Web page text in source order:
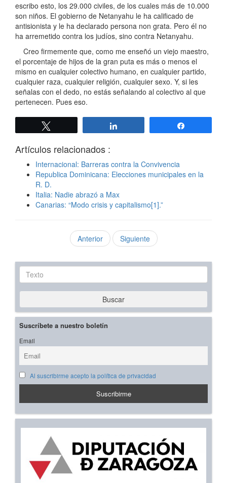
escribo esto, los 29.000 civiles, de los cuales más de 10.000
son niños. El gobierno de Netanyahu le ha calificado de
antisionista y le ha declarado persona non grata. Pero él no
ha arremetido contra los judíos, sino contra Netanyahu.
Creo firmemente que, como me enseñó un viejo maestro,
el porcentaje de hijos de la gran puta es más o menos el
mismo en cualquier colectivo humano, en cualquier partido,
cualquier raza, cualquier religión, cualquier sexo. Y, si les
señalas con el dedo, no estás señalando al colectivo al que
pertenecen. Pues eso.
Artículos relacionados :
Internacional: Barreras contra la Convivencia
Republica Dominicana: Elecciones municipales en la
R. D.
Italia: Nadie abrazó a Max
Canarias: “Modo crisis y capitalismo[1].”
Anterior Siguiente
Texto
Buscar
Suscríbete a nuestro boletín
Email
Al suscribirme acepto la política de privacidad